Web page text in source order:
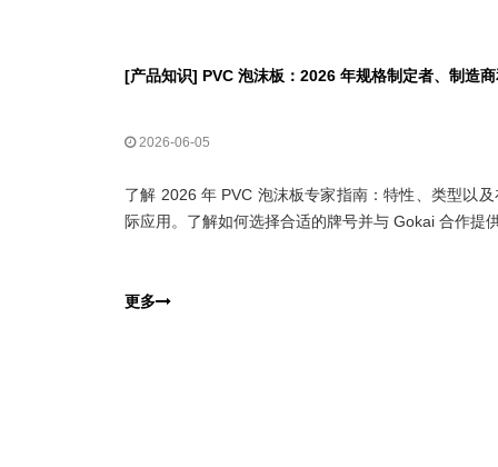
[产品知识] PVC 泡沫板：2026 年规格制定者、制造
2026-06-05
了解 2026 年 PVC 泡沫板专家指南：特性、类型以
际应用。了解如何选择合适的牌号并与 Gokai 合作提
更多